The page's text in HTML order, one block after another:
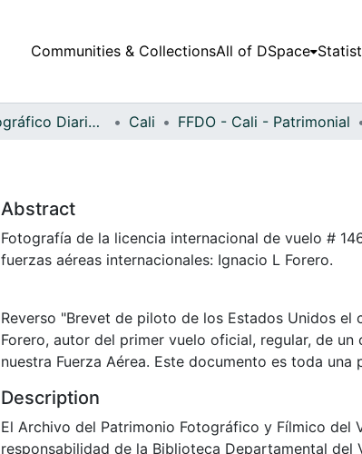
Communities & CollectionsAll of DSpace
Fondo Fotográfico Diario Occidente Cali FFDO - Cali - Patrimonial
Abstract
Fotografía de la licencia internacional de vuelo #
fuerzas aéreas internacionales: Ignacio L Forero.
Reverso "Brevet de piloto de los Estados Unidos el
Forero, autor del primer vuelo oficial, regular, de un
nuestra Fuerza Aérea. Este documento es toda una
Description
El Archivo del Patrimonio Fotográfico y Fílmico del
responsabilidad de la Biblioteca Departamental del